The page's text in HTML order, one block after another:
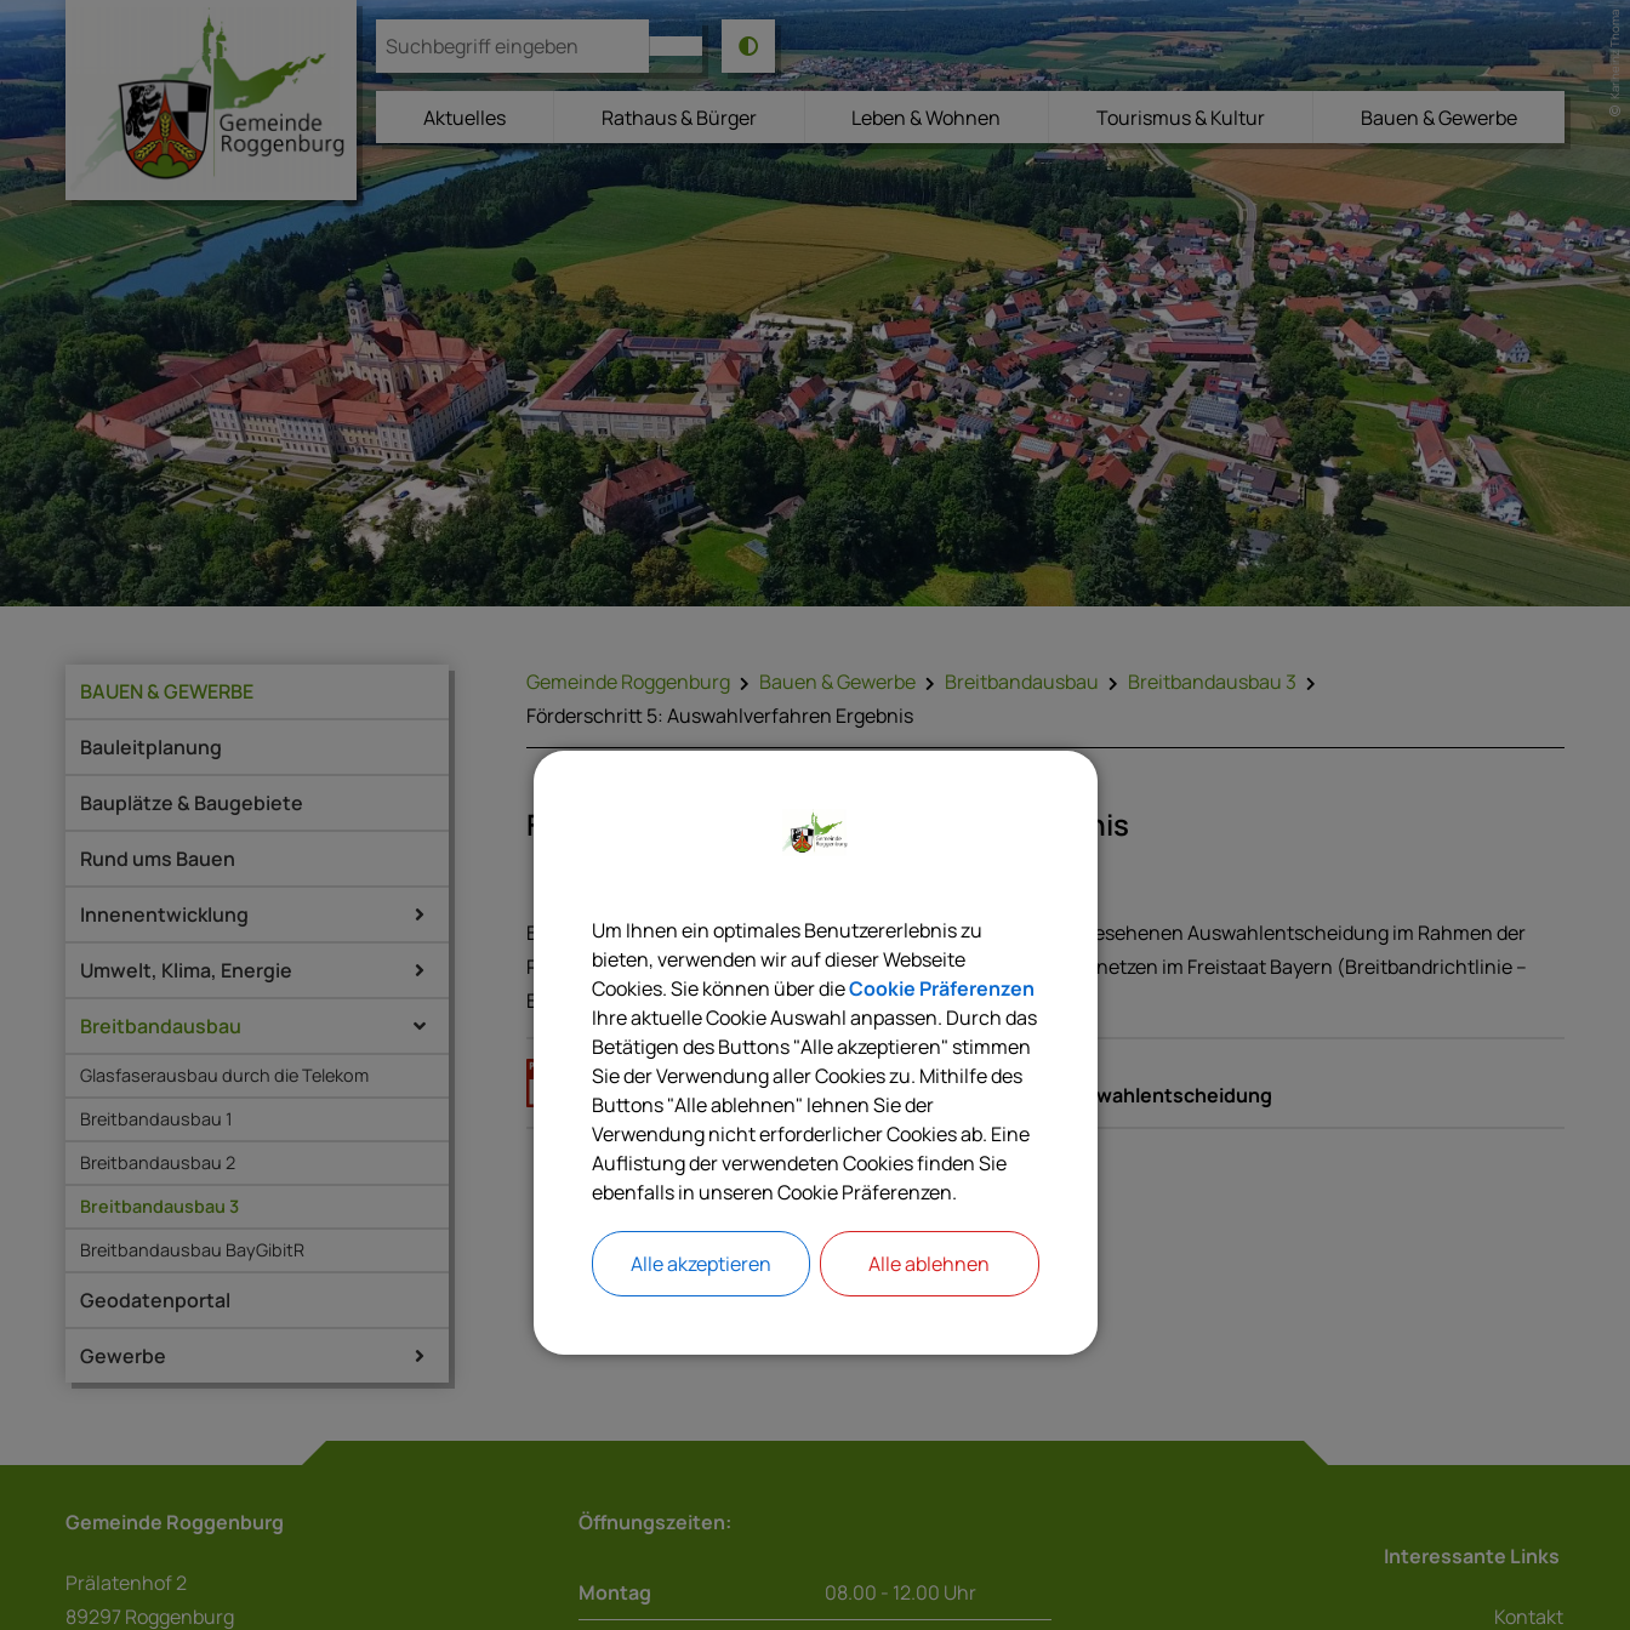
Aktuelles Rathaus & Bürger Leben & Wohnen Tourismus & Kultur Bauen & Gewerbe
Karlheinz Thoma
BAUEN & GEWERBE
Bauleitplanung
Bauplätze & Baugebiete
Rund ums Bauen
Innenentwicklung
Umwelt, Klima, Energie
Breitbandausbau
Glasfaserausbau durch die Telekom
Breitbandausbau 1
Breitbandausbau 2
Breitbandausbau 3
Breitbandausbau BayGibitR
Geodatenportal
Gewerbe
Gemeinde Roggenburg Bauen & Gewerbe Breitbandausbau
Breitbandausbau 3
Förderschritt 5: Auswahlverfahren Ergebnis
Förderschritt 5: Auswahlverfahren Ergebnis
Bekanntmachung der Gemeinde Roggenburg bezüglich der vorgesehenen Auswahlentscheidung im Rahmen der
Richtlinie zur Förderung des Aufbaus von Hochgeschwindigkeitsnetzen im Freistaat Bayern (Breitbandrichtlinie –
BbR)
(323,33 KB)
Breitbandausbau3 Bekanntmachung vorgesehene Auswahlentscheidung
Gemeinde Roggenburg
Prälatenhof 2
89297 Roggenburg
Öffnungszeiten:
Montag 08.00 - 12.00 Uhr
Interessante Links
Kontakt
Um Ihnen ein optimales Benutzererlebnis zu
bieten, verwenden wir auf dieser Webseite
Cookies. Sie können über dieCookie Präferenzen
Ihre aktuelle Cookie Auswahl anpassen. Durch das
Betätigen des Buttons "Alle akzeptieren" stimmen
Sie der Verwendung aller Cookies zu. Mithilfe des
Buttons "Alle ablehnen" lehnen Sie der
Verwendung nicht erforderlicher Cookies ab. Eine
Auflistung der verwendeten Cookies finden Sie
ebenfalls in unseren Cookie Präferenzen.
Alle akzeptieren Alle ablehnen